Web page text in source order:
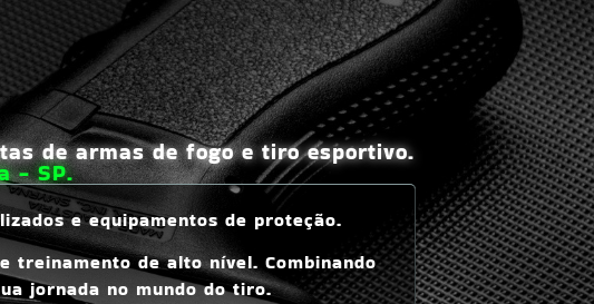
de armas de fogo e tiro esportivo.
- SP.
e equipamentos de proteção.
treinamento de alto nível. Combinando
jornada no mundo do tiro.